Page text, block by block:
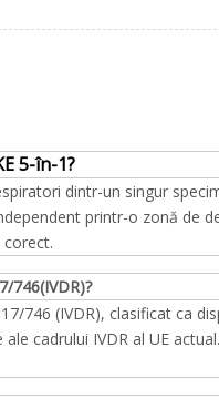
5-în-1?
dintr-un singur
printr-o zonă de
746(IVDR)?
746 (IVDR), clasificat ca
cadrului IVDR al UE